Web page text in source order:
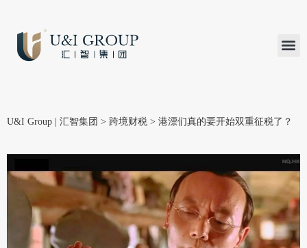
U&I Group | 汇智集团 > 跨境财税 > 港漂们真的要开始双重征税了？